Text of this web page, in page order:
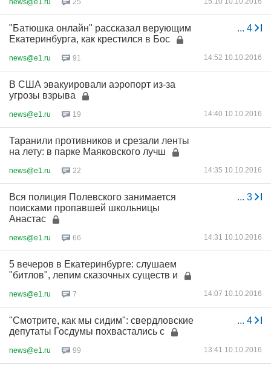
25
... 4
"Батюшка онлайн" рассказал верующим
Екатеринбурга, как крестился в Бос
news@e1.ru 91 14:52 10.10.2016
В США эвакуировали аэропорт из-за
угрозы взрыва
news@e1.ru 19 14:40 10.10.2016
Таранили противников и срезали ленты
на лету: в парке Маяковского лучш
news@e1.ru 22 14:35 10.10.2016
... 3
Вся полиция Полевского занимается
поисками пропавшей школьницы
Анастас
news@e1.ru 66 14:31 10.10.2016
5 вечеров в Екатеринбурге: слушаем
"битлов", лепим сказочных существ и
news@e1.ru 7 14:07 10.10.2016
... 4
"Смотрите, как мы сидим": свердловские
депутаты Госдумы похвастались с
news@e1.ru 99 13:41 10.10.2016